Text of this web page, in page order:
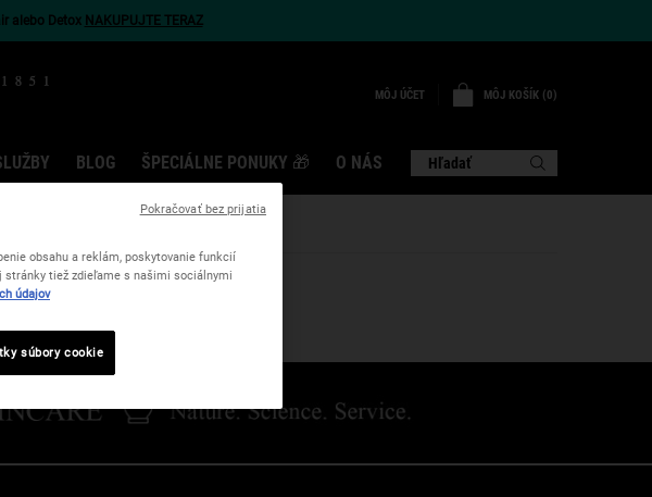
alebo Detox NAKUPUJTE TERAZ
MÔJ ÚČET MÔJ KOŠÍK 0
0 VÝROBOK
BLOG ŠPECIÁLNE PONUKY 🎁 O NÁS Hľadať
obsahu a reklám, poskytovanie funkcií
stránky tiež zdieľame s našimi sociálnymi
údajov
súbory cookie
Pokračovať bez prijatia